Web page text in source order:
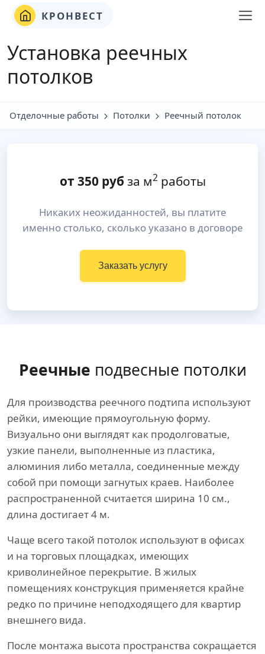
КРОНВЕСТ
Установка реечных
потолков
Отделочные работы Потолки Реечный потолок
от 350руб за м2работы
Никаких неожиданностей, вы платите
именно столько, сколько указано в договоре
Заказать услугу
Реечные подвесные потолки
Для производства реечного подтипа используют
рейки, имеющие прямоугольную форму.
Визуально они выглядят как продолговатые,
узкие панели, выполненные из пластика,
алюминия либо металла, соединенные между
собой при помощи загнутых краев. Наиболее
распространенной считается ширина 10 см.,
длина достигает 4 м.
Чаще всего такой потолок используют в офисах
и на торговых площадках, имеющих
криволинейное перекрытие. В жилых
помещениях конструкция применяется крайне
редко по причине неподходящего для квартир
внешнего вида.
После монтажа высота пространства сокращается